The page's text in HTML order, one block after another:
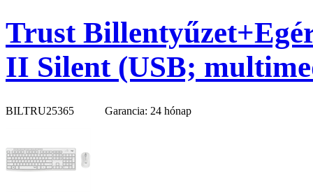
Trust
II Silent (USB;
BILTRU25365 Garancia: 24 hónap